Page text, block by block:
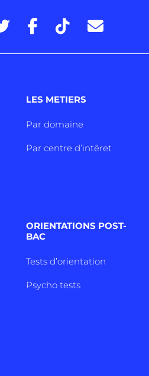
LES METIERS
Par domaine
Par centre d’intêret
ORIENTATIONS POST-
BAC
Tests d’orientation
Psycho tests